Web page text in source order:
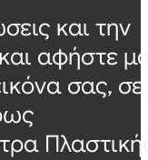
και την
αφήστε
σας, σε